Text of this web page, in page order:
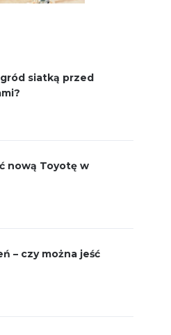
siatką przed
nową Toyotę w
– czy można jeść